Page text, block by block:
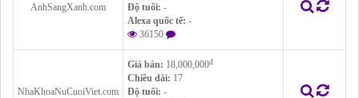
AnhSangXanh.com
Độ tuổi: -
Alexa quốc tế: -
36150
NhaKhoaNuCuoiViet.com
Giá bán: 18,000,000đ
Chiều dài: 17
Độ tuổi: -